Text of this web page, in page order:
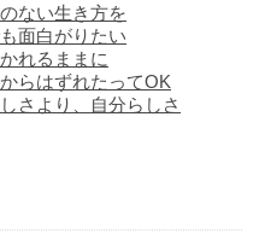
ない生き方を
面白がりたい
れるままに
らはずれたってOK
さより、自分らしさ